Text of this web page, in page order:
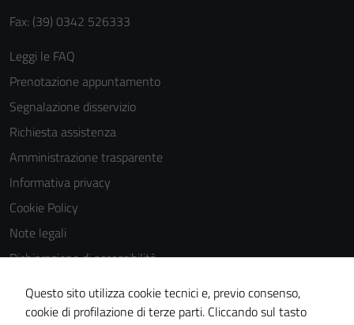
Fax: (39) 0342 526333
Leggi le FAQ
Prenotazione appuntamento
Segnalazione disservizio
Richiesta assistenza
Amministrazione trasparente
Informativa privacy
Cookie Policy
Note legali
Dichiarazione di accessibilità
Dichiarazione di accessibilità Servizi
Whistleblowing
Questo sito utilizza cookie tecnici e, previo consenso,
cookie di profilazione di terze parti. Cliccando sul tasto